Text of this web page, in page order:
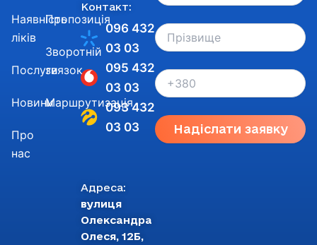
Адреса:
вулиця
Олександра
Олеся, 12Б,
Контакт:
096 432
03 03
095 432
03 03
093 432
03 03
Наявність
ліків
Послуги
Новини
Про
нас
Пропозиція
Зворотній
звязок
Маршрутизація
Надіслати заявку